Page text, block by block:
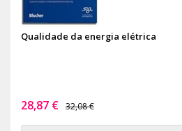
Qualidade da energia elétrica
28,87 € 32,08 €